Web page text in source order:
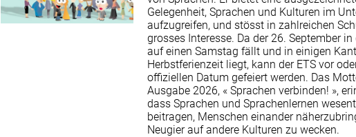
Gelegenheit, Sprachen und Kulturen im
aufzugreifen, und stösst in zahlreichen
grosses Interesse. Da der 26. September
auf einen Samstag fällt und in einigen
Herbstferienzeit liegt, kann der ETS vor
offiziellen Datum gefeiert werden. Das
Ausgabe 2026, « Sprachen verbinden! »,
dass Sprachen und Sprachenlernen
beitragen, Menschen einander
Neugier auf andere Kulturen zu wecken.